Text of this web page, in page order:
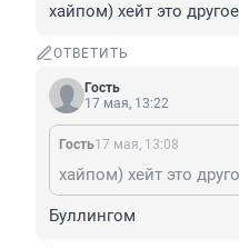
хайпом) хейт это
ОТВЕТИТЬ
Гость
17 мая, 13:22
Гость17 мая, 13:08
хайпом) хейт это
Буллингом